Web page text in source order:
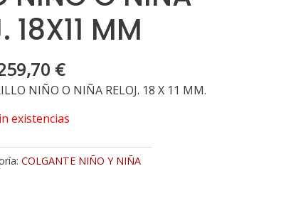
18X11 MM
€
NIÑO O NIÑA RELOJ. 18 X 11 MM.
existencias
COLGANTE NIÑO Y NIÑA